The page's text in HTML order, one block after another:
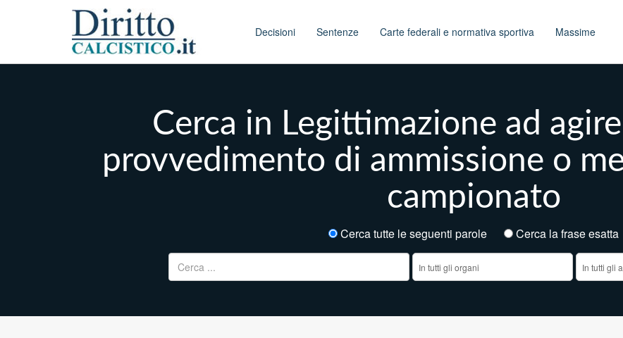
Main menu Decisioni Sentenze Carte federali e normativa sportiva Massime
Cerca in Legittimazione ad
provvedimento di ammissione o
campionato
Cerca tutte le seguenti parole
Cerca la frase
Ricerca per: